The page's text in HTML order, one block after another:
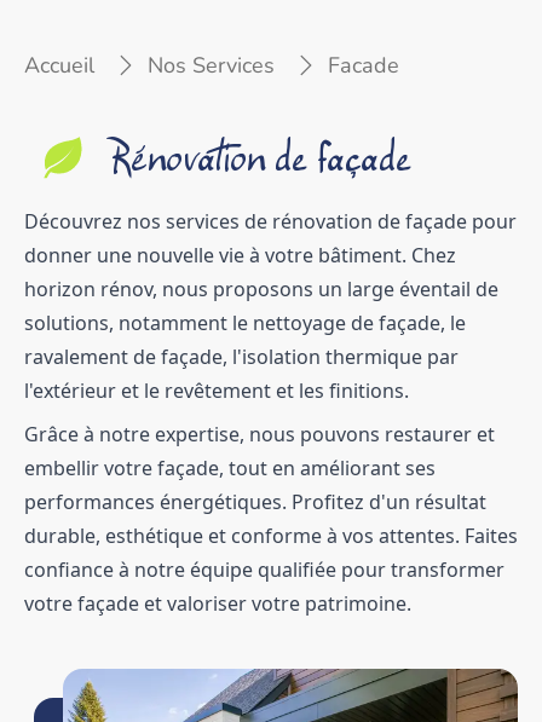
Accueil Nos Services Facade
Rénovation de façade
Découvrez nos services de rénovation de façade pour
donner une nouvelle vie à votre bâtiment. Chez
horizon rénov, nous proposons un large éventail de
solutions, notamment le nettoyage de façade, le
ravalement de façade, l'isolation thermique par
l'extérieur et le revêtement et les finitions.
Grâce à notre expertise, nous pouvons restaurer et
embellir votre façade, tout en améliorant ses
performances énergétiques. Profitez d'un résultat
durable, esthétique et conforme à vos attentes. Faites
confiance à notre équipe qualifiée pour transformer
votre façade et valoriser votre patrimoine.